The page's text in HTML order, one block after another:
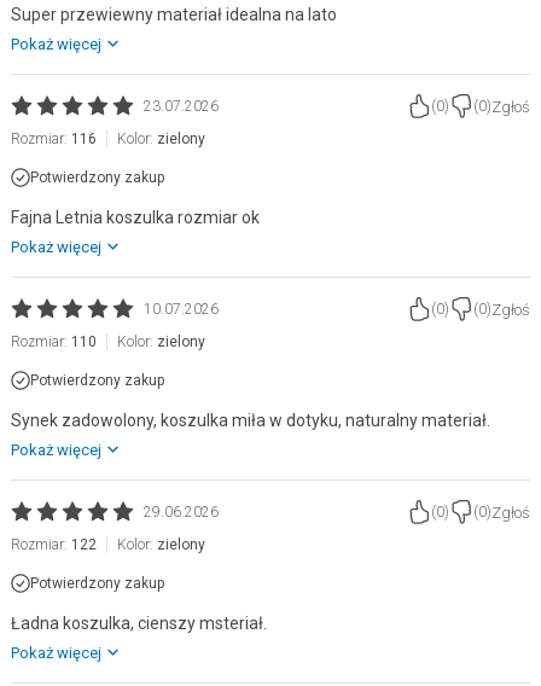
Super przewiewny materiał idealna na lato
Pokaż więcej
23.07.2026 (0) (0)Zgłoś
Rozmiar: 116 Kolor: zielony
Potwierdzony zakup
Fajna Letnia koszulka rozmiar ok
Pokaż więcej
10.07.2026 (0) (0)Zgłoś
Rozmiar: 110 Kolor: zielony
Potwierdzony zakup
Synek zadowolony, koszulka miła w dotyku, naturalny materiał.
Pokaż więcej
29.06.2026 (0) (0)Zgłoś
Rozmiar: 122 Kolor: zielony
Potwierdzony zakup
Ładna koszulka, cienszy msteriał.
Pokaż więcej